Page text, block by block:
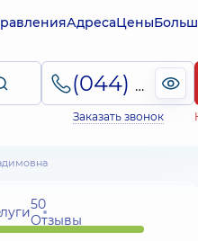
АдресаЦены
(044) 495-2-888
Заказать звонок
50
Отзывы